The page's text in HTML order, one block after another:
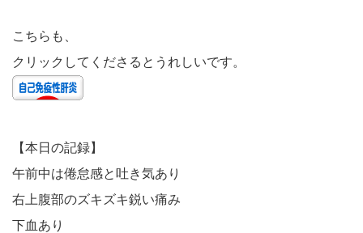
こちらも、
クリックしてくださるとうれしいです。
【本日の記録】
午前中は倦怠感と吐き気あり
右上腹部のズキズキ鋭い痛み
下血あり